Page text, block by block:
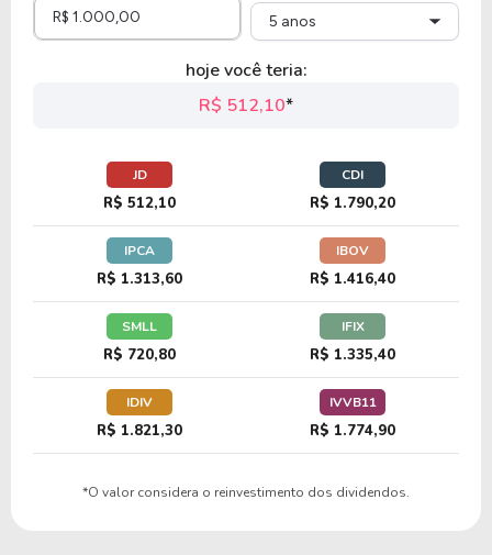
7,54 12,45%
TGT
18,76 21,04%
6,19 1,25 20,24% 6,71%
33,75 21,78 64,52%
5 anos
hoje você teria:
R$ 512,10*
JD
R$ 512,10
CDI
R$ 1.790,20
IPCA
R$ 1.313,60
IBOV
R$ 1.416,40
SMLL
R$ 720,80
IFIX
R$ 1.335,40
IDIV
R$ 1.821,30
IVVB11
R$ 1.774,90
*O valor considera o reinvestimento dos dividendos.